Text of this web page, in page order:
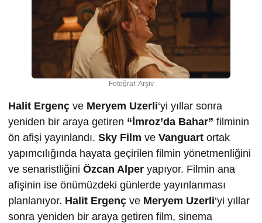
Fotoğraf: Arşiv
Halit Ergenç ve Meryem Uzerli‘yi yıllar sonra
yeniden bir araya getiren “İmroz’da Bahar” filminin
ön afişi yayınlandı. Sky Film ve Vanguart ortak
yapımcılığında hayata geçirilen filmin yönetmenliğini
ve senaristliğini Özcan Alper yapıyor. Filmin ana
afişinin ise önümüzdeki günlerde yayınlanması
planlanıyor. Halit Ergenç ve Meryem Uzerli‘yi yıllar
sonra yeniden bir araya getiren film, sinema